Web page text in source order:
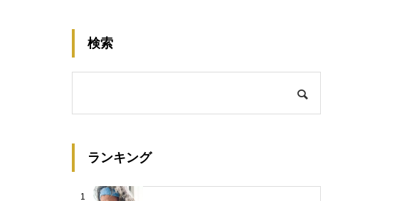
検索
ランキング
1